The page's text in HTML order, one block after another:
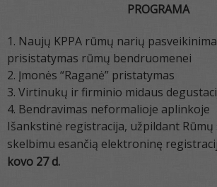
PROGRAMA
Naujų KPPA rūmų narių
prisistatymas rūmų bendruomenei
Įmonės “Raganė” pristatymas
Virtinukų ir firminio midaus
Bendravimas neformalioje aplinkoje
Išankstinė registracija, užpildant Rūmų
skelbimu esančią elektroninę
kovo 27 d.